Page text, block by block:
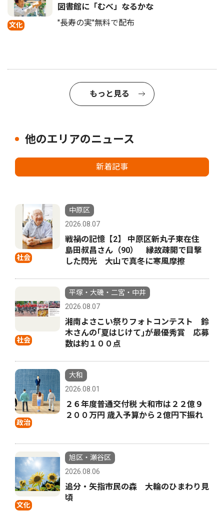
文化
図書館に「むべ」なるかな
"長寿の実"無料で配布
もっと見る
他のエリアのニュース
新着記事
社会
中原区
2026.08.07
戦禍の記憶【2】 中原区新丸子東在住
島田叔昌さん（90） 縁故疎開で目撃
した閃光 大山で真冬に寒風摩擦
社会
平塚・大磯・二宮・中井
2026.08.07
湘南よさこい祭りフォトコンテスト 鈴
木さんの｢夏はじけて｣が最優秀賞 応募
数は約１００点
政治
大和
2026.08.01
２６年度普通交付税 大和市は２２億９
２００万円 歳入予算から２億円下振れ
文化
旭区・瀬谷区
2026.08.06
追分・矢指市民の森 大輪のひまわり見
頃